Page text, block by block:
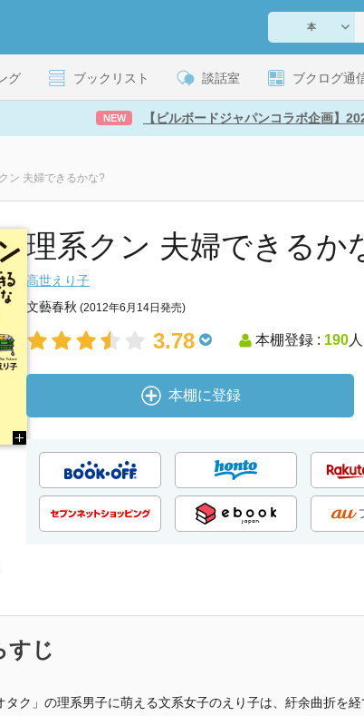
グ ブックリスト 談話室 ブクログ通
NEW 【ビルボードジャパンコラボ企画】
ン 夫婦できるかな?
理系クン 夫婦できるか
高世えり子
文藝春秋 (2012年6月14日発売)
3.78 本棚登録 : 190人
本棚に登録
すじ
タク」の理系男子に萌える文系女子のえり子は、紆余曲折を経